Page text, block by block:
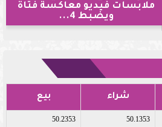
ملابسات فيديو معاكسة فتاة
ويضبط 4...
شراء بيع
50.1353
50.2353